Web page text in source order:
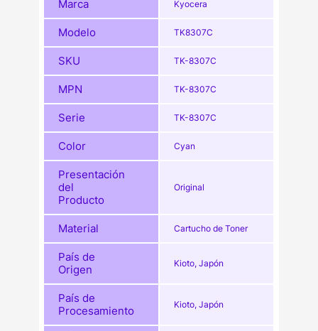
Marca Kyocera
Modelo TK8307C
SKU TK-8307C
MPN TK-8307C
Serie TK-8307C
Color Cyan
Presentación
del
Producto
Original
Material Cartucho de Toner
País de
Origen
Kioto, Japón
País de
Procesamiento
Kioto, Japón